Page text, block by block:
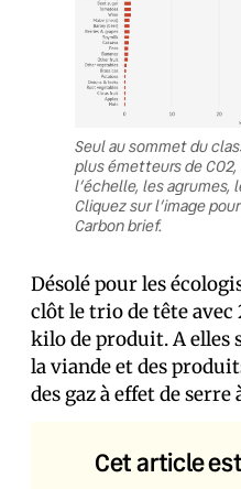
Seul au sommet du
plus émetteurs de
l’échelle, les agrumes,
Cliquez sur l’image
Carbon brief.
Désolé pour les
clôt le trio de tête avec
kilo de produit. A elles
la viande et des
des gaz à effet de serre
Cet article